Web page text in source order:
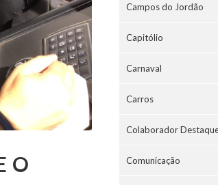
O
Campos do Jordão
Capitólio
Carnaval
Carros
Colaborador
Comunicação